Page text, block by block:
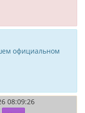
официальном
08:09:26